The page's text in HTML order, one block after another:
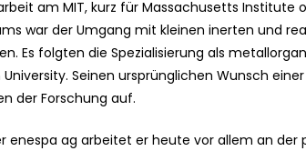
am MIT, kurz für Massachusetts Institute
war der Umgang mit kleinen inerten und
Es folgten die Spezialisierung als
Seinen ursprünglichen Wunsch
der Forschung auf.
enespa ag arbeitet er heute vor allem an der